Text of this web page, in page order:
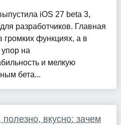
iOS 27 beta 3,
разработчиков. Главная
громких функциях, а в
на
и мелкую
бета...
вкусно: зачем